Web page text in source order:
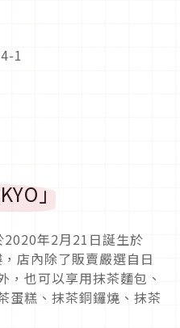
1
」
2020年2月21日誕生於
店內除了販賣嚴選自日
，也可以享用抹茶麵包、
蛋糕、抹茶銅鑼燒、抹茶